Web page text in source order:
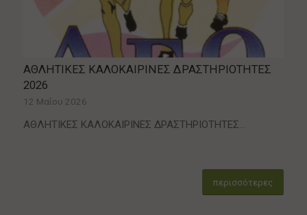
ΑΘΛΗΤΙΚΕΣ ΚΑΛΟΚΑΙΡΙΝΕΣ ΔΡΑΣΤΗΡΙΟΤΗΤΕΣ
2026
12 Μαΐου 2026
ΑΘΛΗΤΙΚΕΣ ΚΑΛΟΚΑΙΡΙΝΕΣ ΔΡΑΣΤΗΡΙΟΤΗΤΕΣ…
περισσότερες